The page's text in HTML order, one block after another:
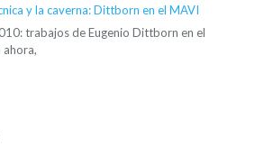
y la caverna: Dittborn en el MAVI
trabajos de Eugenio Dittborn en el
ahora,